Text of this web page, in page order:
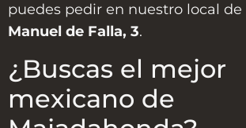
puedes pedir en nuestro local de
Manuel de Falla, 3.
¿Buscas el mejor
mexicano de